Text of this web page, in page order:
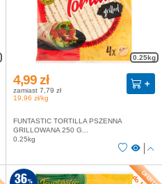
0.25kg
4,99 zł
zamiast 7,79 zł
19,96 zł/kg
FUNTASTIC TORTILLA PSZENNA
GRILLOWANA 250 G...
0.25kg
36%